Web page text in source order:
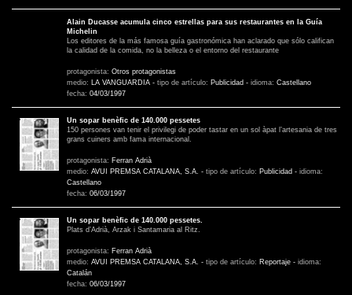
Alain Ducasse acumula cinco estrellas para sus restaurantes en la Guía
Michelin
Los editores de la más famosa guía gastronómica han aclarado que sólo califican
la calidad de la comida, no la belleza o el entorno del restaurante
protagonista: Otros protagonistas
medio: LA VANGUARDIA - tipo de artículo: Publicidad - idioma: Castellano
fecha: 04/03/1997
Un sopar benèfic de 140.000 pessetes
150 persones van tenir el privilegi de poder tastar en un sol àpat l’artesania de tres
grans cuiners amb fama internacional.
protagonista: Ferran Adrià
medio: AVUI PREMSA CATALANA, S.A. - tipo de artículo: Publicidad - idioma:
Castellano
fecha: 06/03/1997
Un sopar benèfic de 140.000 pessetes.
Plats d’Adrià, Arzak i Santamaria al Ritz.
protagonista: Ferran Adrià
medio: AVUI PREMSA CATALANA, S.A. - tipo de artículo: Reportaje - idioma:
Catalán
fecha: 06/03/1997